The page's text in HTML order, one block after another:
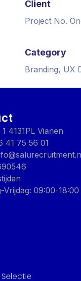
Client
Project No.
Category
Branding, UX
4131PL Vianen
41 75 56 01
Vrijdag: 09:00-18:00